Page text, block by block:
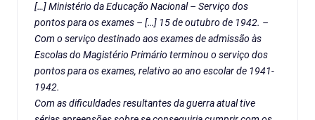
[…] Ministério da Educação Nacional – Serviço dos
pontos para os exames – […] 15 de outubro de 1942. –
Com o serviço destinado aos exames de admissão às
Escolas do Magistério Primário terminou o serviço dos
pontos para os exames, relativo ao ano escolar de 1941-
1942.
Com as dificuldades resultantes da guerra atual tive